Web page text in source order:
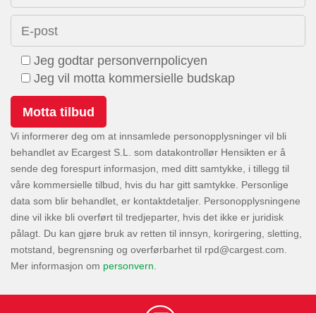
E-post
Jeg godtar personvernpolicyen
Jeg vil motta kommersielle budskap
Vi informerer deg om at innsamlede personopplysninger vil bli
behandlet av Ecargest S.L. som datakontrollør Hensikten er å
sende deg forespurt informasjon, med ditt samtykke, i tillegg til
våre kommersielle tilbud, hvis du har gitt samtykke. Personlige
data som blir behandlet, er kontaktdetaljer. Personopplysningene
dine vil ikke bli overført til tredjeparter, hvis det ikke er juridisk
pålagt. Du kan gjøre bruk av retten til innsyn, korirgering, sletting,
motstand, begrensning og overførbarhet til
.
Mer informasjon om personvern.